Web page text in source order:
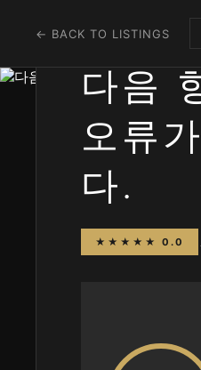
← BACK TO LISTINGS
다음
오류
다.
★★★★★ 0.0